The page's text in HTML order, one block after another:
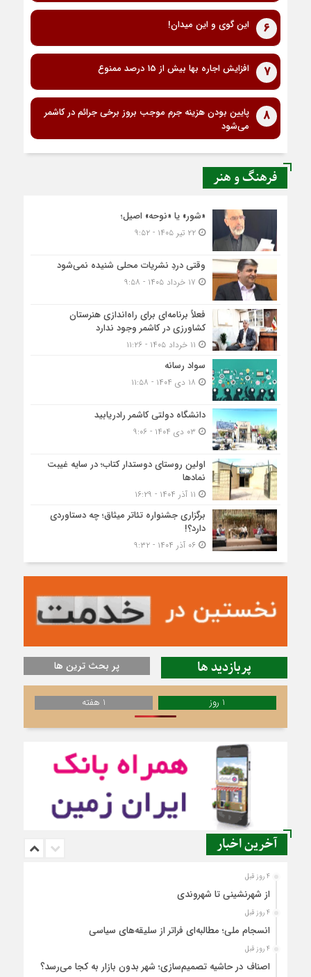
6 این گوی و این میدان!
7 افزایش اجاره بها بیش از 15 درصد ممنوع
8
پایین بودن هزینه جرم موجب بروز برخی جرائم در کاشمر
می‌شود
فرهنگ و هنر
«شور» یا «نوحه» اصیل؛
۲۲ تیر ۱۴۰۵ - ۹:۵۲
وقتی دردِ نشریات محلی شنیده نمی‌شود
فعلاً برنامه‌ای برای راه‌اندازی هنرستان
کشاورزی در کاشمر وجود ندارد
سواد رسانه
دانشگاه دولتی کاشمر‌ رادریابید
اولین روستای دوستدار کتاب؛ در سایه غیبت
نمادها
برگزاری جشنواره تئاتر میثاق؛ چه دستاوردی
دارد؟!
۰۶ آذر ۱۴۰۴ - ۹:۳۲
پربازدید ها پر بحث ترین ها
1 روز 1 هفته
آخرین اخبار
4 روز قبل
از شهرنشینی تا شهروندی
4 روز قبل
انسجام ملی؛ مطالبه‌ای فراتر از سلیقه‌های سیاسی
4 روز قبل
اصناف در حاشیه تصمیم‌سازی؛ شهر بدون بازار به کجا می‌رسد؟